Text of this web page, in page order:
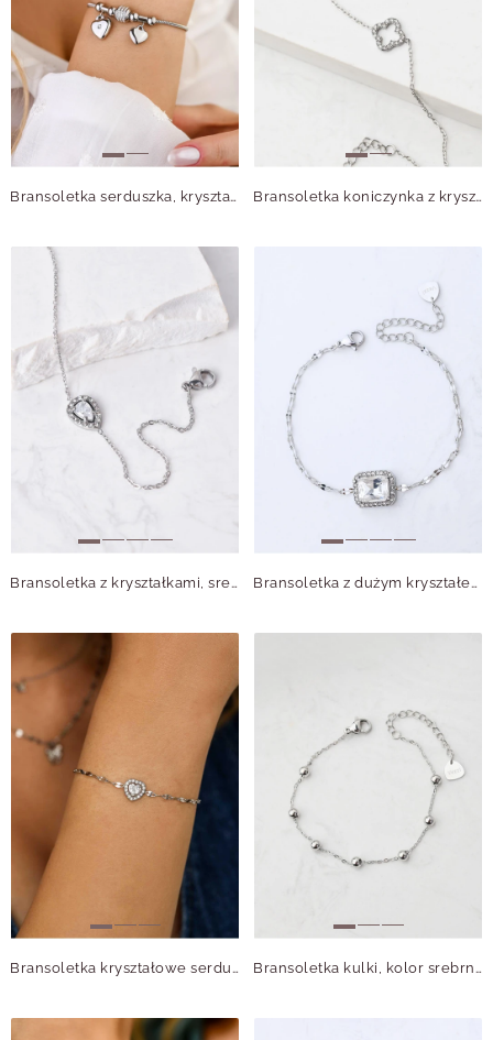
Bransoletka serduszka, kryształki, stal S108491S00 Bransoletka koniczynka z kryształkami, srebrny S106225S00
Bransoletka z kryształkami, srebrny S106077S00 Bransoletka z dużym kryształem, srebrny S105019S00
Bransoletka kryształowe serduszko, srebrny S105022S00 Bransoletka kulki, kolor srebrny S1V72523-S